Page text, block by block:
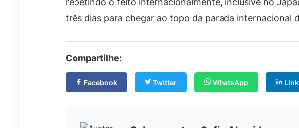
repetindo o feito internacionalmente, inclusive no
três dias para chegar ao topo da parada internacional
Compartilhe:
Facebook Twitter WhatsApp